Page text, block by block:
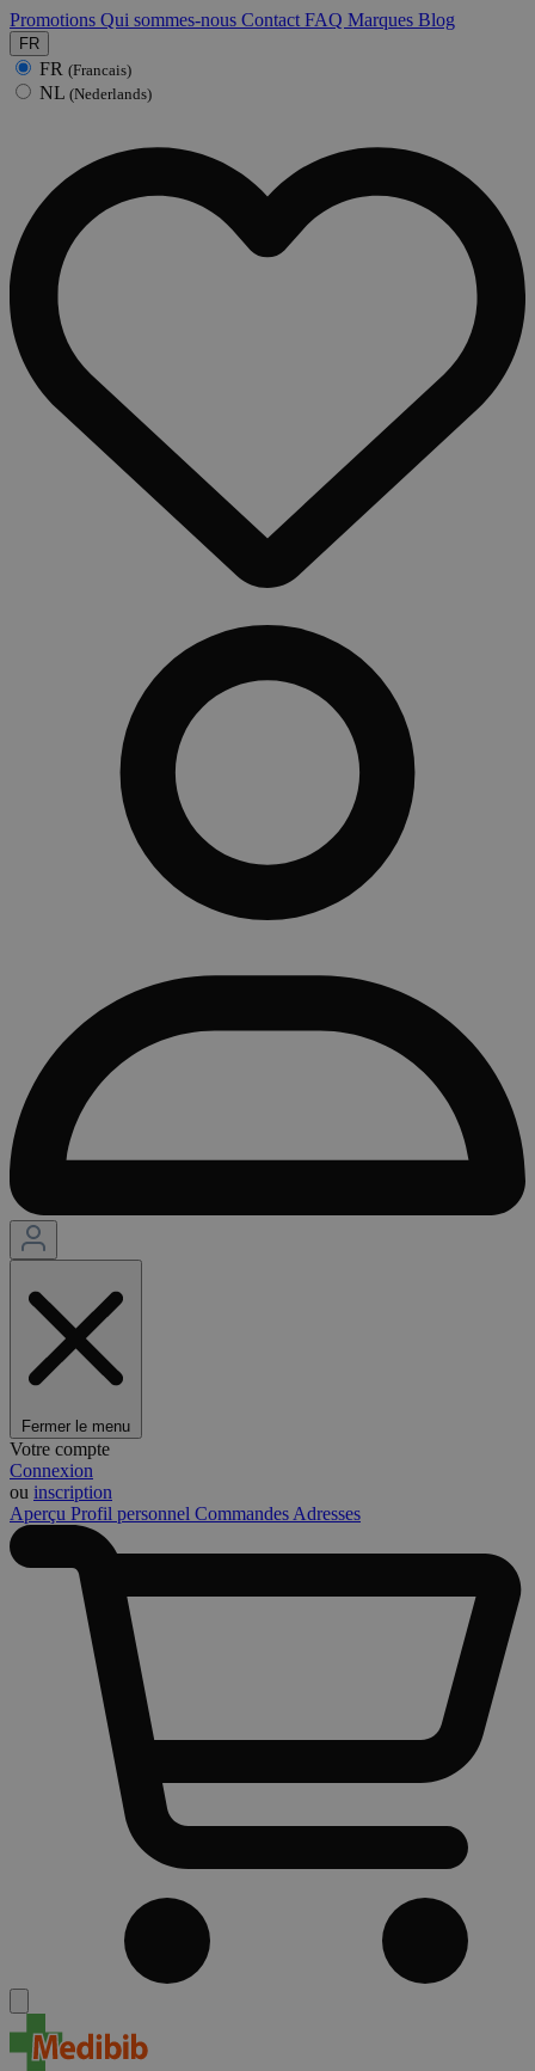
Promotions Qui sommes-nous Contact FAQ Marques Blog
FR
FR (Francais)
NL (Nederlands)
Fermer le menu
Votre compte
Connexion
ou inscription
Aperçu Profil personnel Commandes Adresses